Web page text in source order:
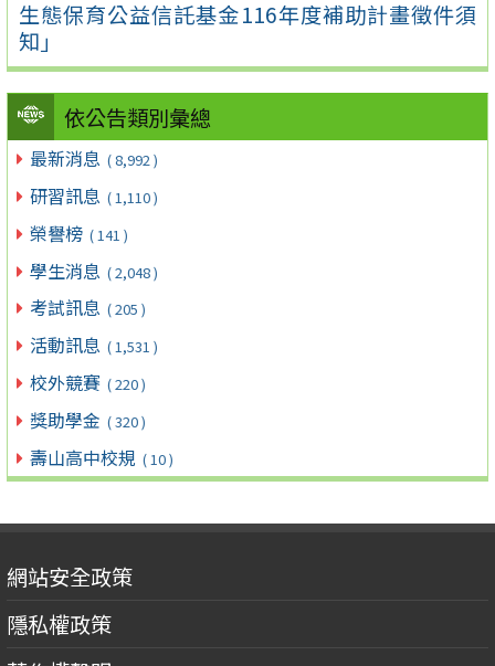
生態保育公益信託基金116年度補助計畫徵件須
知」
依公告類別彙總
最新消息 ( 8,992 )
研習訊息 ( 1,110 )
榮譽榜 ( 141 )
學生消息 ( 2,048 )
考試訊息 ( 205 )
活動訊息 ( 1,531 )
校外競賽 ( 220 )
獎助學金 ( 320 )
壽山高中校規 ( 10 )
網站安全政策
隱私權政策